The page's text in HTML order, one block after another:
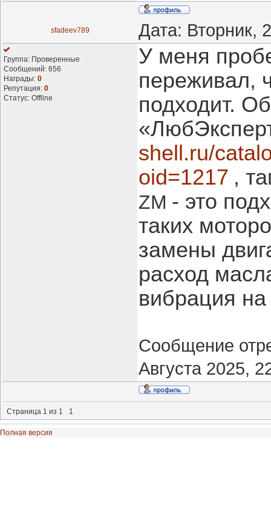
sfadeev789 Дата: Вторник,
Группа: Проверенные
Сообщений: 656
Награды: 0
Репутация: 0
Статус: Offline
У меня
переживал,
подходит.
shell.ru/
oid=1217 ,
ZM - это
таких
замены
расход
вибрация
Сообщение
Августа 2025,
Страница 1 из 1 1
Полная версия